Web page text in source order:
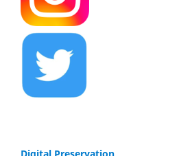
Digital Preservation